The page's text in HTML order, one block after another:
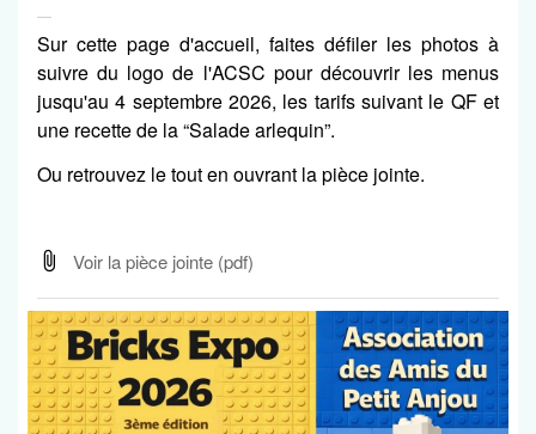
Sur cette page d'accueil, faites défiler les photos à
suivre du logo de l'ACSC pour découvrir les menus
jusqu'au 4 septembre 2026, les tarifs suivant le QF et
une recette de la “Salade arlequin”.
Ou retrouvez le tout en ouvrant la pièce jointe.
Voir la pièce jointe (pdf)